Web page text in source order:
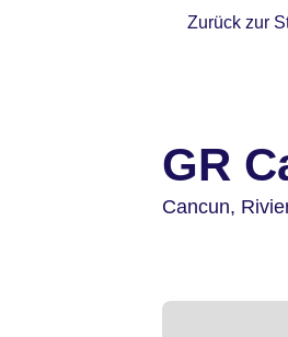
Zurück zur
GR
Cancun,